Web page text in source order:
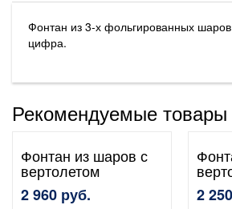
Фонтан из 3-х фольгированных шаров
цифра.
Рекомендуемые товары
Фонтан из шаров с
вертолетом
2 960 руб.
2